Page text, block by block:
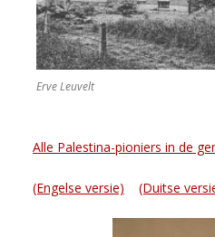
Erve Leuvelt
Alle Palestina-pioniers in de
(Engelse versie) (Duitse